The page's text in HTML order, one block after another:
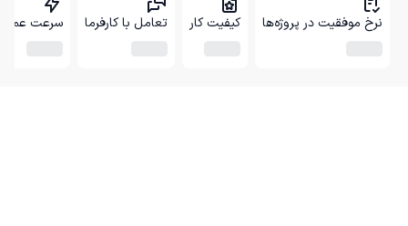
نرخ موفقیت در پروژه‌ها کیفیت کار تعامل با کارفرما سرعت عمل